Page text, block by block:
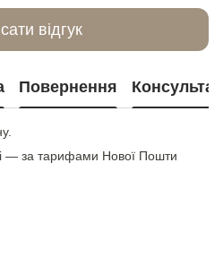
відгук
Повернення
— за тарифами Нової Пошти